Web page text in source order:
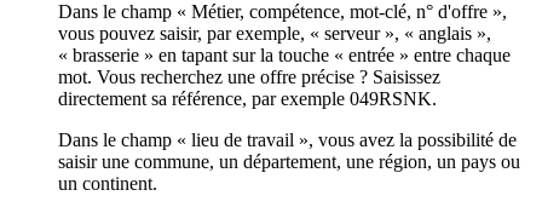
Dans le champ « Métier, compétence, mot-clé, n° d'offre »,
vous pouvez saisir, par exemple, « serveur », « anglais »,
« brasserie » en tapant sur la touche « entrée » entre chaque
mot. Vous recherchez une offre précise ? Saisissez
directement sa référence, par exemple 049RSNK.
Dans le champ « lieu de travail », vous avez la possibilité de
saisir une commune, un département, une région, un pays ou
un continent.